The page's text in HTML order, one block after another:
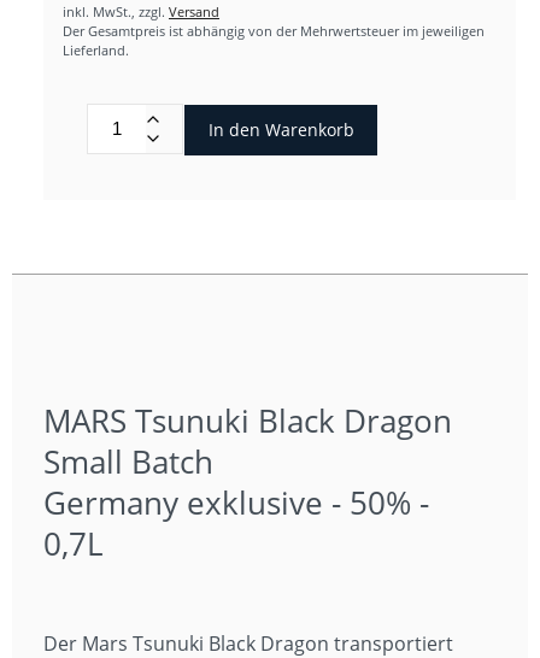
inkl. MwSt., zzgl. Versand
Der Gesamtpreis ist abhängig von der Mehrwertsteuer im jeweiligen
Lieferland.
In den Warenkorb
MARS Tsunuki Black Dragon
Small Batch
Germany exklusive - 50% -
0,7L
Der Mars Tsunuki Black Dragon transportiert